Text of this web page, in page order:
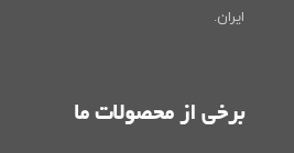
ایران.
برخی از محصولات ما